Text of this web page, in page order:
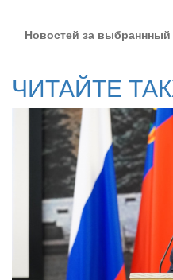
Новостей за
ЧИТАЙТЕ